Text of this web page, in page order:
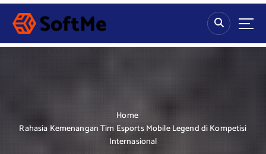
S
p
Home
Rahasia Kemenangan Tim Esports Mobile Legend di Kompetisi
Internasional